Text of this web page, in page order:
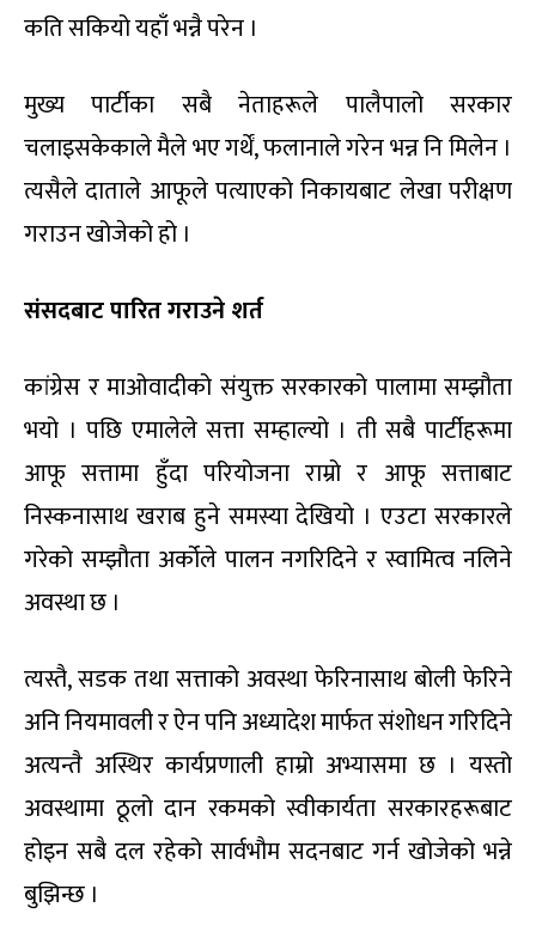
कति सकियो यहाँ भन्नै परेन ।
मुख्य पार्टीका सबै नेताहरूले पालैपालो सरकार
चलाइसकेकाले मैले भए गर्थें, फलानाले गरेन भन्न नि मिलेन ।
त्यसैले दाताले आफूले पत्याएको निकायबाट लेखा परीक्षण
गराउन खोजेको हो ।
संसदबाट पारित गराउने शर्त
कांग्रेस र माओवादीको संयुक्त सरकारको पालामा सम्झौता
भयो । पछि एमालेले सत्ता सम्हाल्यो । ती सबै पार्टीहरूमा
आफू सत्तामा हुँदा परियोजना राम्रो र आफू सत्ताबाट
निस्कनासाथ खराब हुने समस्या देखियो । एउटा सरकारले
गरेको सम्झौता अर्कोले पालन नगरिदिने र स्वामित्व नलिने
अवस्था छ ।
त्यस्तै, सडक तथा सत्ताको अवस्था फेरिनासाथ बोली फेरिने
अनि नियमावली र ऐन पनि अध्यादेश मार्फत संशोधन गरिदिने
अत्यन्तै अस्थिर कार्यप्रणाली हाम्रो अभ्यासमा छ । यस्तो
अवस्थामा ठूलो दान रकमको स्वीकार्यता सरकारहरूबाट
होइन सबै दल रहेको सार्वभौम सदनबाट गर्न खोजेको भन्ने
बुझिन्छ ।